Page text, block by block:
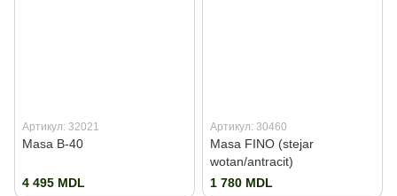
Артикул: 32021
Masa B-40
4 495 MDL
Артикул: 30460
Masa FINO (stejar
wotan/antracit)
1 780 MDL